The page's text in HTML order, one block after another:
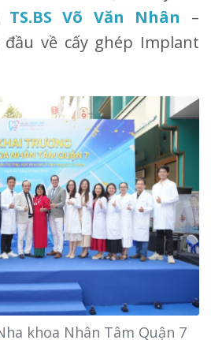
TS.BS Võ Văn Nhân –
về cấy ghép Implant
khoa Nhân Tâm Quận 7